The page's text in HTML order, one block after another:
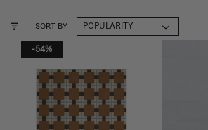
SORT BY
-54%